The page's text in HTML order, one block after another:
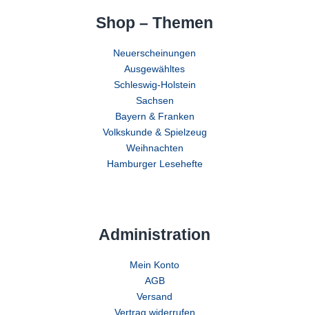
Shop – Themen
Neuerscheinungen
Ausgewähltes
Schleswig-Holstein
Sachsen
Bayern & Franken
Volkskunde & Spielzeug
Weihnachten
Hamburger Lesehefte
Administration
Mein Konto
AGB
Versand
Vertrag widerrufen